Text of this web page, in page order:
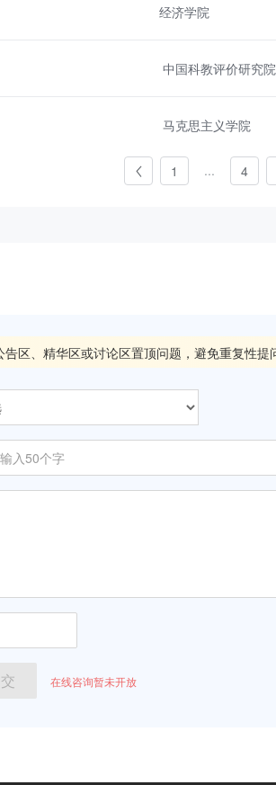
经济学院
中国科教评价研究院
马克思主义学院
 1 ... 4